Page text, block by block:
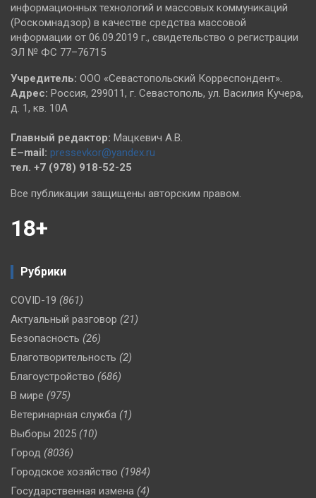
информационных технологий и массовых коммуникаций
(Роскомнадзор) в качестве средства массовой
информации от 06.09.2019 г., свидетельство о регистрации
ЭЛ № ФС 77–76715
Учредитель: ООО «Севастопольский Корреспондент».
Адрес: Россия, 299011, г. Севастополь, ул. Василия Кучера,
д. 1, кв. 10А
Главный редактор: Мацкевич А.В.
E–mail: pressevkor@yandex.ru
тел. +7 (978) 918-52-25
Все публикации защищены авторским правом.
18+
Рубрики
COVID-19 (861)
Актуальный разговор (21)
Безопасность (26)
Благотворительность (2)
Благоустройство (686)
В мире (975)
Ветеринарная служба (1)
Выборы 2025 (10)
Город (8036)
Городское хозяйство (1984)
Государственная измена (4)